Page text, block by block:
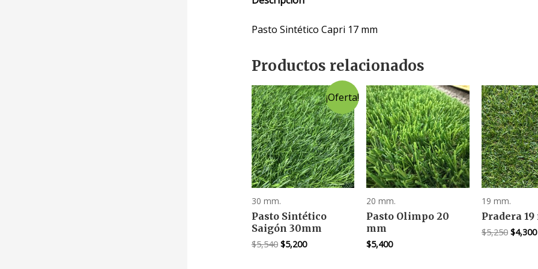
Pasto Sintético Capri 17 mm
Productos relacionados
¡Oferta!
30 mm.
Pasto Sintético
Saigón 30mm
$5,540 El
$5,200El
20 mm.
Pasto Olimpo 20
mm
$5,400
19 mm.
Pradera 19
$5,250 El
$4,300El